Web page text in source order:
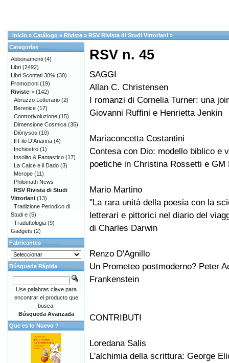
Inicio » Catálogo » Riviste » RSV Rivista di Studi Vittoriani »
RSV n. 45
SAGGI
Allan C. Christensen
I romanzi di Cornelia Turner: una
Giovanni Ruffini e Henrietta Jenkin
Mariaconcetta Costantini
Contesa con Dio: modello biblico e
poetiche in Christina Rossetti e GM
Mario Martino
"La rara unità della poesia con la
letterari e pittorici nel diario del
di Charles Darwin
Renzo D'Agnillo
Un Prometeo postmoderno? Peter
Frankenstein
CONTRIBUTI
Loredana Salis
L'alchimia della scrittura: George
Categorías
Abbonamenti (4)
Libri (2492)
Libri Scontati 30% (30)
Promozioni (19)
Riviste-> (142)
Abruzzo Letterario (2)
Berenice (17)
Controrivoluzione (15)
Dimensione Cosmica (35)
Diònysos (10)
Il Filo D'Arianna (4)
Inchiostro (1)
Insolito & Fantastico (17)
La Calce e il Dado (3)
Merope (11)
Philomath News
RSV Rivista di Studi
Vittoriani (13)
Tradizione Periodico di
Studi e (5)
Traduttologia (9)
Gadgets (2)
Fabricantes
Búsqueda Rápida
Use palabras clave para
encontrar el producto que
busca.
Búsqueda Avanzada
Que es lo Nuevo ?